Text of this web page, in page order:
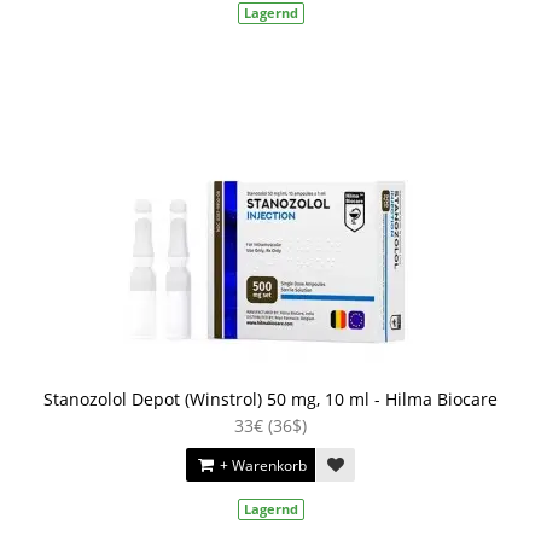
Lagernd
Stanozolol Depot (Winstrol) 50 mg, 10 ml - Hilma Biocare
33€ (36$)
+ Warenkorb
Lagernd